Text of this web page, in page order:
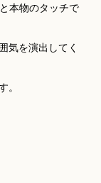
本物のタッチで
気を演出してく
。